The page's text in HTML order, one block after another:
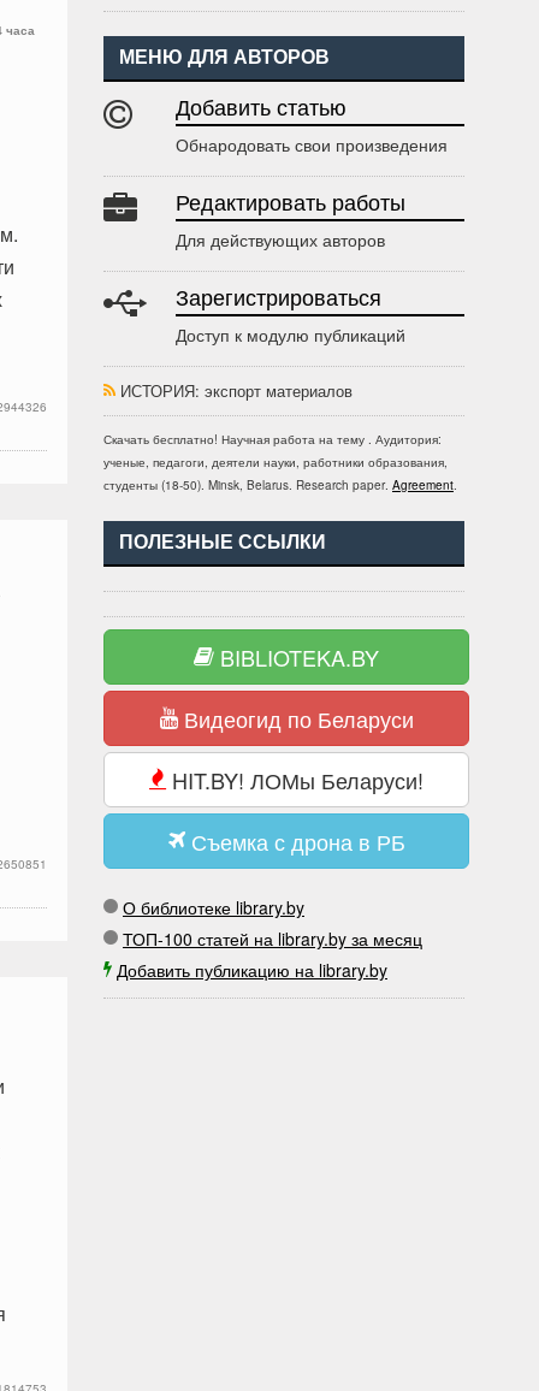
МЕНЮ ДЛЯ АВТОРОВ
Добавить статью
Обнародовать свои произведения
Редактировать работы
Для действующих авторов
Зарегистрироваться
Доступ к модулю публикаций
ИСТОРИЯ: экспорт материалов
Скачать бесплатно! Научная работа на тему . Аудитория:
ученые, педагоги, деятели науки, работники образования,
студенты (18-50). Minsk, Belarus. Research paper. Agreement.
ПОЛЕЗНЫЕ ССЫЛКИ
BIBLIOTEKA.BY
Видеогид по Беларуси
HIT.BY! ЛОМы Беларуси!
Съемка с дрона в РБ
О библиотеке library.by
ТОП-100 статей на library.by за месяц
Добавить публикацию на library.by
часа